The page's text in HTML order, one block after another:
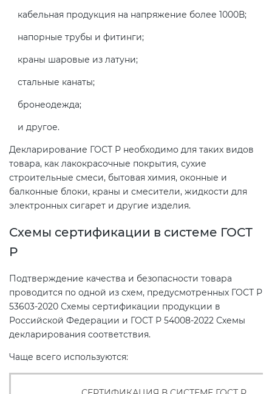
кабельная продукция на напряжение более 1000В;
напорные трубы и фитинги;
краны шаровые из латуни;
стальные канаты;
бронеодежда;
и другое.
Декларирование ГОСТ Р необходимо для таких видов
товара, как лакокрасочные покрытия, сухие
строительные смеси, бытовая химия, оконные и
балконные блоки, краны и смесители, жидкости для
электронных сигарет и другие изделия.
Схемы сертификации в системе ГОСТ
Р
Подтверждение качества и безопасности товара
проводится по одной из схем, предусмотренных ГОСТ Р
53603-2020 Схемы сертификации продукции в
Российской Федерации и ГОСТ Р 54008-2022 Схемы
декларирования соответствия.
Чаще всего используются: